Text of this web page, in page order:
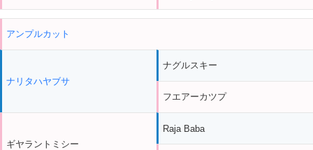
アンプルカット
ナリタハヤブサ
ギヤラントミシー
ナグルスキー
フエアーカツプ
Raja Baba